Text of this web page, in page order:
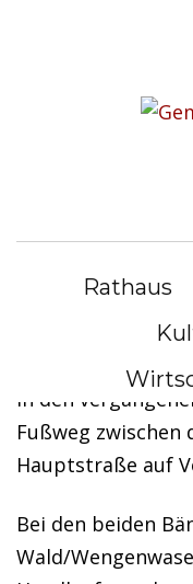
Rathaus
Unser
Dank der
der
In den
Fußweg
Hauptstraße auf
Bei den beiden
Wald/